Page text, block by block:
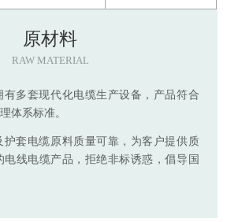
原材料
RAW MATERIAL
有多套现代化电缆生产设备，产品符合
体系标准。
护套电缆原料质量可靠，为客户提供质
线电缆产品，拒绝非标诱惑，倡导国